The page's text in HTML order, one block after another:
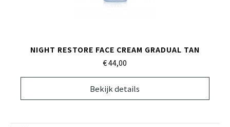
NIGHT RESTORE FACE CREAM GRADUAL TAN
€ 44,00
Bekijk details